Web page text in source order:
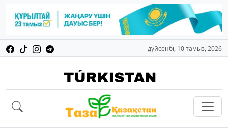
дүйсенбі, 10 тамыз, 2026